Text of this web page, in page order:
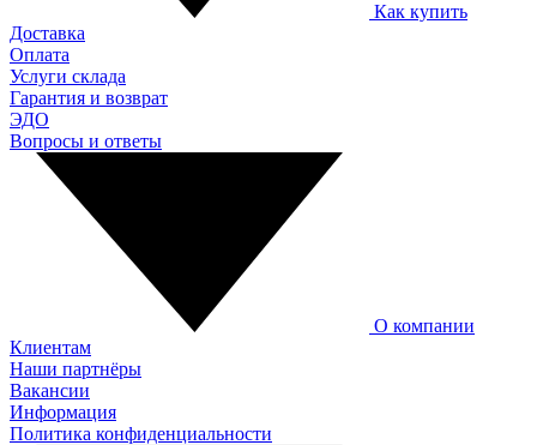
Как купить
Доставка
Оплата
Услуги склада
Гарантия и возврат
ЭДО
Вопросы и ответы
О компании
Клиентам
Наши партнёры
Вакансии
Информация
Политика конфиденциальности